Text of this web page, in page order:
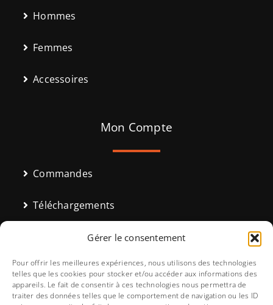
Gérer le consentement
Pour offrir les meilleures expériences, nous utilisons des technologies
telles que les cookies pour stocker et/ou accéder aux informations des
appareils. Le fait de consentir à ces technologies nous permettra de
traiter des données telles que le comportement de navigation ou les ID
Hommes
Femmes
Accessoires
Mon Compte
Commandes
Téléchargements
Moyens de paiement
Détails du compte